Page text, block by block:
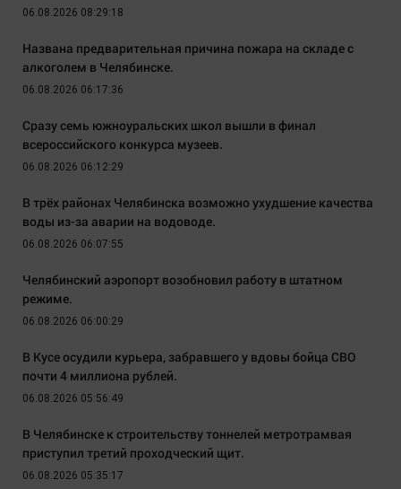
06.08.2026 08:29:18
Названа предварительная причина пожара на складе с
алкоголем в Челябинске.
06.08.2026 06:17:36
Сразу семь южноуральских школ вышли в финал
всероссийского конкурса музеев.
06.08.2026 06:12:29
В трёх районах Челябинска возможно ухудшение качества
воды из-за аварии на водоводе.
06.08.2026 06:07:55
Челябинский аэропорт возобновил работу в штатном
режиме.
06.08.2026 06:00:29
В Кусе осудили курьера, забравшего у вдовы бойца СВО
почти 4 миллиона рублей.
06.08.2026 05:56:49
В Челябинске к строительству тоннелей метротрамвая
приступил третий проходческий щит.
06.08.2026 05:35:17